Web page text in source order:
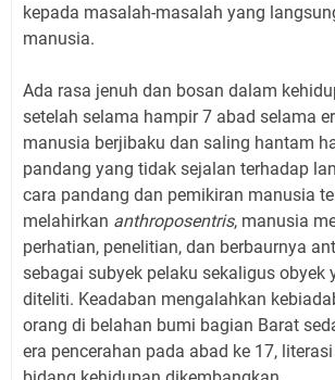
kepada masalah-masalah yang
manusia.
Ada rasa jenuh dan bosan dalam
setelah selama hampir 7 abad selama
manusia berjibaku dan saling hantam
pandang yang tidak sejalan terhadap
cara pandang dan pemikiran manusia
melahirkan anthroposentris, manusia
perhatian, penelitian, dan berbaurnya
sebagai subyek pelaku sekaligus obyek
diteliti. Keadaban mengalahkan
orang di belahan bumi bagian Barat
era pencerahan pada abad ke 17,